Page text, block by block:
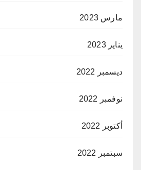
مارس 2023
يناير 2023
ديسمبر 2022
نوفمبر 2022
أكتوبر 2022
سبتمبر 2022